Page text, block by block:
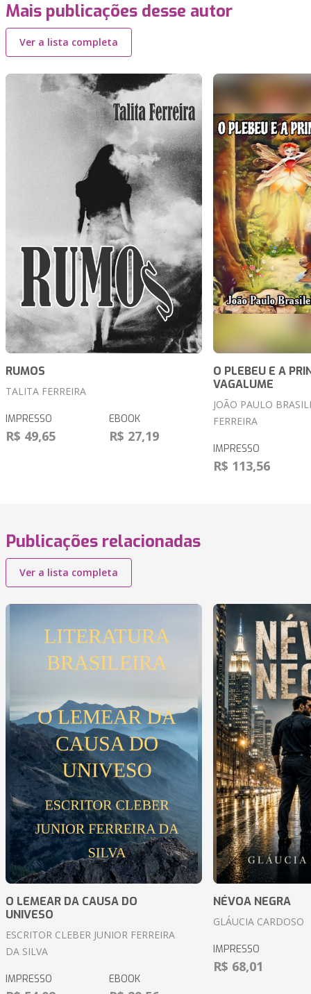
Mais publicações desse autor
Ver a lista completa
RUMOS
TALITA FERREIRA
IMPRESSO
R$ 49,65
EBOOK
R$ 27,19
O PLEBEU E A
VAGALUME
JOÃO PAULO
FERREIRA
IMPRESSO
R$ 113,56
Publicações relacionadas
Ver a lista completa
O LEMEAR DA CAUSA DO
UNIVESO
ESCRITOR CLEBER JUNIOR FERREIRA
DA SILVA
IMPRESSO EBOOK
NÉVOA NEGRA
GLÁUCIA CARDOSO
IMPRESSO
R$ 68,01